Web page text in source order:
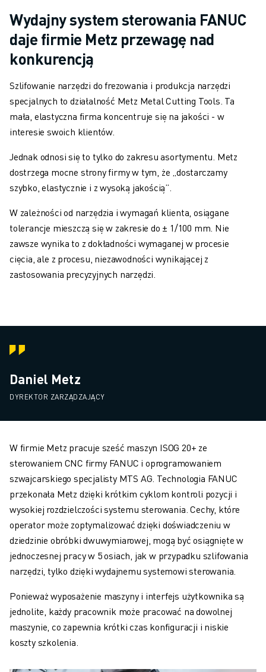
Wydajny system sterowania FANUC
daje firmie Metz przewagę nad
konkurencją
Szlifowanie narzędzi do frezowania i produkcja narzędzi
specjalnych to działalność Metz Metal Cutting Tools. Ta
mała, elastyczna firma koncentruje się na jakości - w
interesie swoich klientów.
Jednak odnosi się to tylko do zakresu asortymentu. Metz
dostrzega mocne strony firmy w tym, że „dostarczamy
szybko, elastycznie i z wysoką jakością”.
W zależności od narzędzia i wymagań klienta, osiągane
tolerancje mieszczą się w zakresie do ± 1/100 mm. Nie
zawsze wynika to z dokładności wymaganej w procesie
cięcia, ale z procesu, niezawodności wynikającej z
zastosowania precyzyjnych narzędzi.
Daniel Metz
DYREKTOR ZARZĄDZAJĄCY
W firmie Metz pracuje sześć maszyn ISOG 20+ ze
sterowaniem CNC firmy FANUC i oprogramowaniem
szwajcarskiego specjalisty MTS AG. Technologia FANUC
przekonała Metz dzięki krótkim cyklom kontroli pozycji i
wysokiej rozdzielczości systemu sterowania. Cechy, które
operator może zoptymalizować dzięki doświadczeniu w
dziedzinie obróbki dwuwymiarowej, mogą być osiągnięte w
jednoczesnej pracy w 5 osiach, jak w przypadku szlifowania
narzędzi, tylko dzięki wydajnemu systemowi sterowania.
Ponieważ wyposażenie maszyny i interfejs użytkownika są
jednolite, każdy pracownik może pracować na dowolnej
maszynie, co zapewnia krótki czas konfiguracji i niskie
koszty szkolenia.